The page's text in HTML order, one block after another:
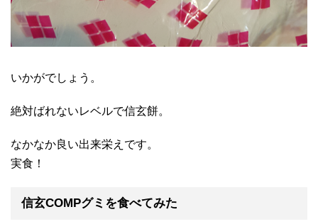
いかがでしょう。
絶対ばれないレベルで信玄餅。
なかなか良い出来栄えです。
実食！
信玄COMPグミを食べてみた